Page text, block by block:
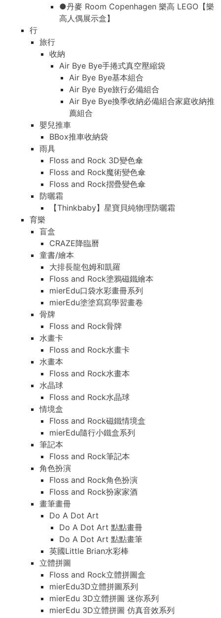
●丹麥 Room Copenhagen 樂高 LEGO【樂
高人偶展示盒】
行
旅行
收納
Air Bye Bye手捲式真空壓縮袋
Air Bye Bye基本組合
Air Bye Bye旅行必備組合
Air Bye Bye換季收納必備組合家庭收納推
薦組合
嬰兒推車
BBox推車收納袋
雨具
Floss and Rock 3D變色傘
Floss and Rock魔術變色傘
Floss and Rock摺疊變色傘
防曬霜
【Thinkbaby】星寶貝純物理防曬霜
育樂
盲盒
CRAZE降臨曆
童書/繪本
大排長龍包姆和凱羅
Floss and Rock塗鴉磁鐵繪本
mierEdu口袋水彩畫冊系列
mierEdu塗塗寫寫學習畫卷
骨牌
Floss and Rock骨牌
水畫卡
Floss and Rock水畫卡
水畫本
Floss and Rock水畫本
水晶球
Floss and Rock水晶球
情境盒
Floss and Rock磁鐵情境盒
mierEdu隨行小鐵盒系列
筆記本
Floss and Rock筆記本
角色扮演
Floss and Rock角色扮演
Floss and Rock扮家家酒
畫筆畫冊
Do A Dot Art
Do A Dot Art 點點畫冊
Do A Dot Art 點點畫筆
英國Little Brian水彩棒
立體拼圖
Floss and Rock立體拼圖盒
mierEdu3D立體拼圖系列
mierEdu 3D立體拼圖 迷你系列
mierEdu 3D立體拼圖 仿真音效系列